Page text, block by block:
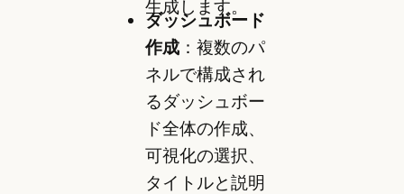
生成します。
ダッシュボード
作成：複数のパ
ネルで構成され
るダッシュボー
ド全体の作成、
可視化の選択、
タイトルと説明